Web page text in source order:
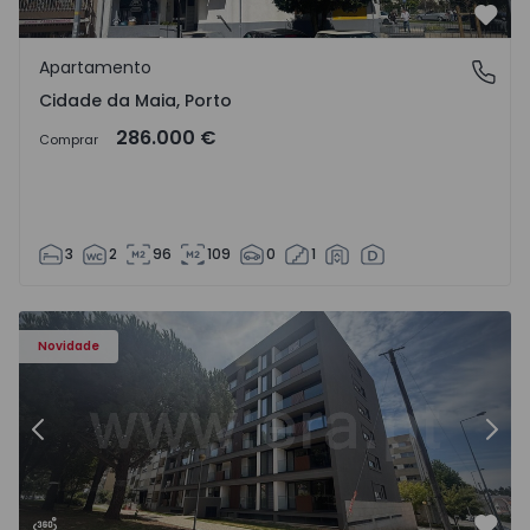
Cidade da Maia, Porto
Apartamento
Cidade da Maia, Porto
Comprar 286.000 €
3 2 96 109 0 1
Novidade
Apartamento T2 Maia, Águas Santas - 1574710 - 5
Anterior